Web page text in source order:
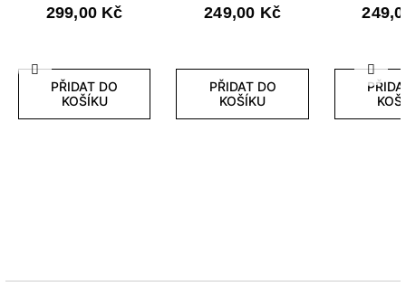
Předchozí Další
299,00 Kč
PŘIDAT DO
KOŠÍKU
249,00 Kč
PŘIDAT DO
KOŠÍKU